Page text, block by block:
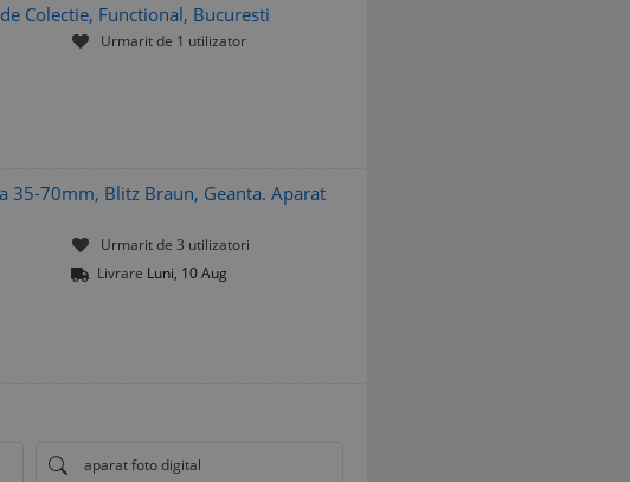
Colectie, Functional, Bucuresti
Urmarit de 1 utilizator
35-70mm, Blitz Braun, Geanta. Aparat
Urmarit de 3 utilizatori
Livrare Luni, 10 Aug
aparat foto digital